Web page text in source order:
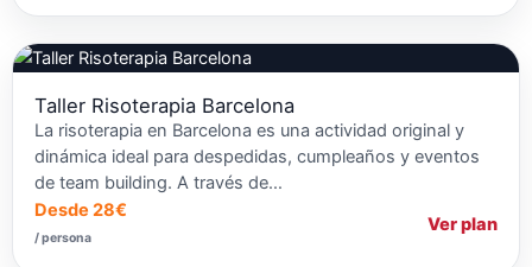
Taller Risoterapia Barcelona
La risoterapia en Barcelona es una actividad original y
dinámica ideal para despedidas, cumpleaños y eventos
de team building. A través de…
Desde 28€
/ persona
Ver plan